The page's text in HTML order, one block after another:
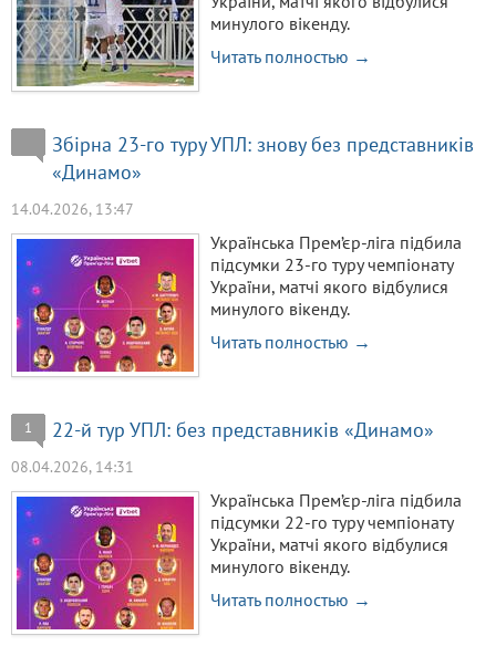
минулого вікенду.
Читать полностью →
Збірна 23-го туру УПЛ: знову без представників
«Динамо»
14.04.2026, 13:47
Українська Прем’єр-ліга підбила
підсумки 23-го туру чемпіонату
України, матчі якого відбулися
минулого вікенду.
Читать полностью →
1 22-й тур УПЛ: без представників «Динамо»
08.04.2026, 14:31
Українська Прем’єр-ліга підбила
підсумки 22-го туру чемпіонату
України, матчі якого відбулися
минулого вікенду.
Читать полностью →